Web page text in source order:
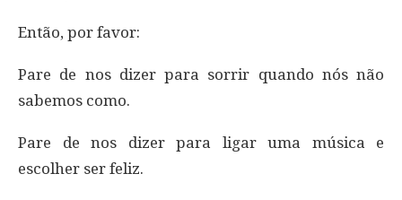
Então, por favor:
Pare de nos dizer para sorrir quando nós não
sabemos como.
Pare de nos dizer para ligar uma música e
escolher ser feliz.